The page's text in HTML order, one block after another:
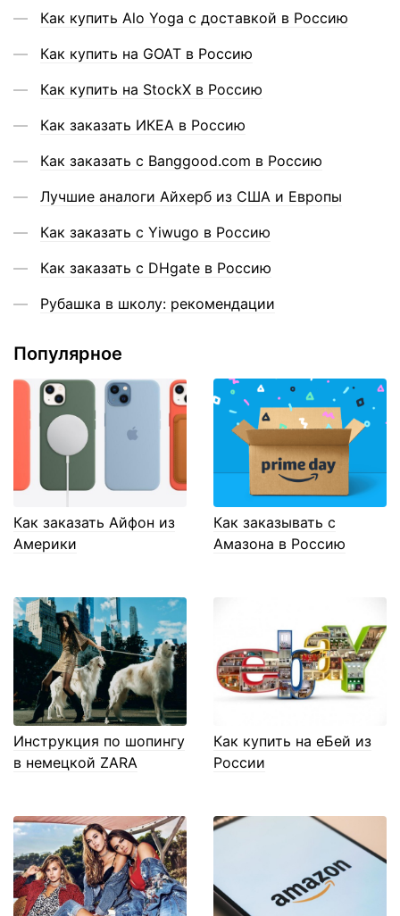
Как купить Alo Yoga с доставкой в Россию
Как купить на GOAT в Россию
Как купить на StockX в Россию
Как заказать ИКЕА в Россию
Как заказать с Banggood.com в Россию
Лучшие аналоги Айхерб из США и Европы
Как заказать с Yiwugo в Россию
Как заказать с DHgate в Россию
Рубашка в школу: рекомендации
Популярное
Как заказать Айфон из
Америки
Как заказывать с
Амазона в Россию
Инструкция по шопингу
в немецкой ZARA
Как купить на еБей из
России